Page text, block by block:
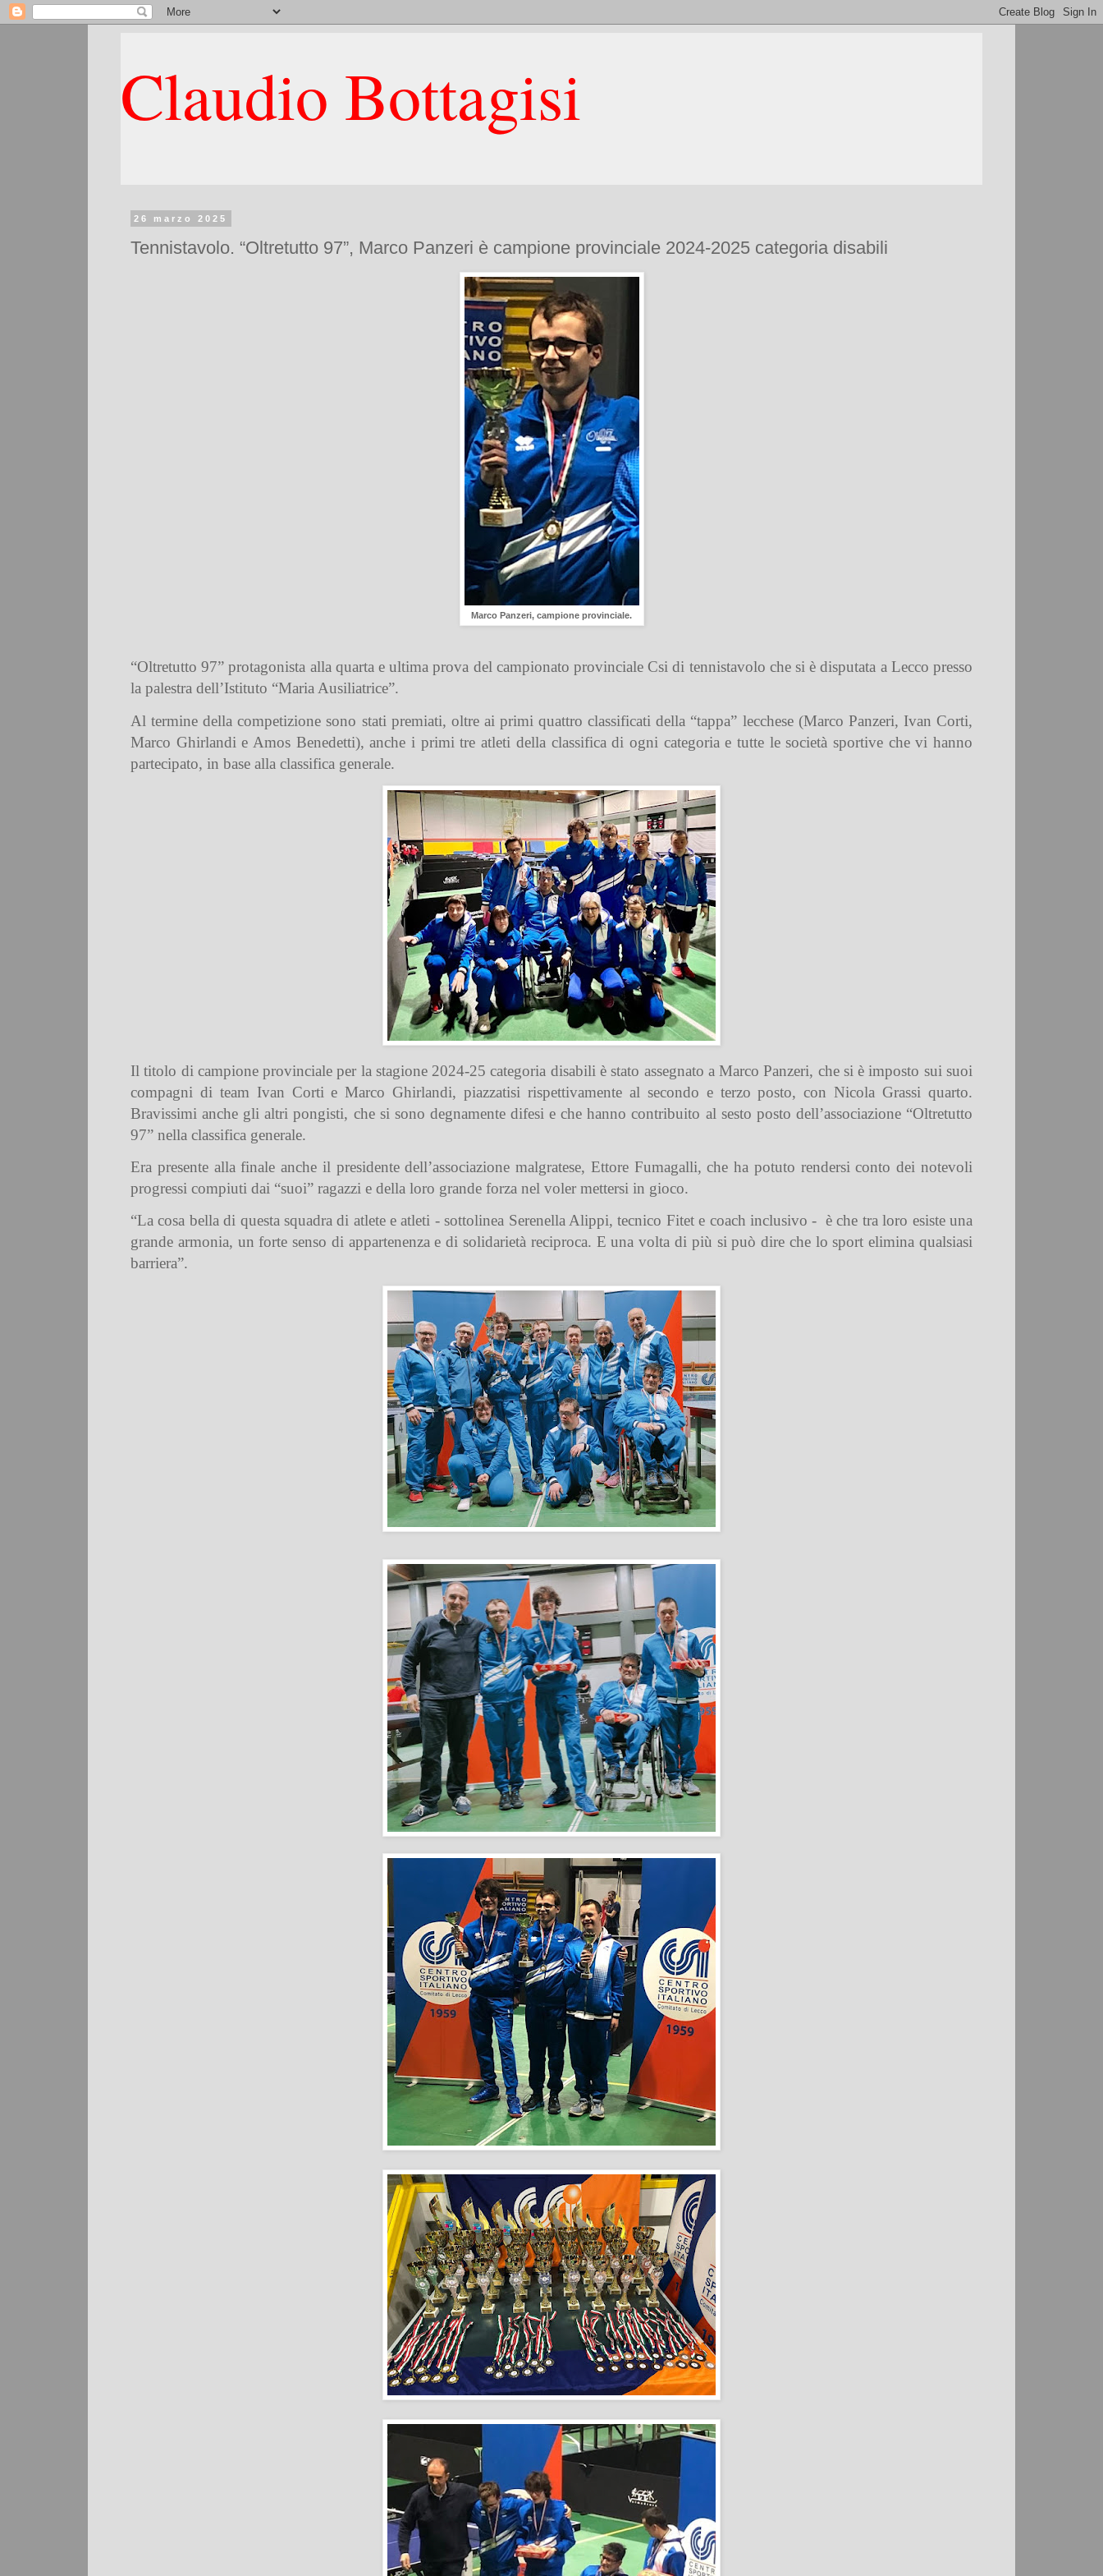
Claudio Bottagisi
26 marzo 2025
Tennistavolo. “Oltretutto 97”, Marco Panzeri è campione provinciale 2024-2025 categoria disabili
Marco Panzeri, campione provinciale.
“Oltretutto 97” protagonista alla quarta e ultima prova del campionato provinciale Csi di tennistavolo che si è disputata a Lecco presso
la palestra dell’Istituto “Maria Ausiliatrice”.
Al termine della competizione sono stati premiati, oltre ai primi quattro classificati della “tappa” lecchese (Marco Panzeri, Ivan Corti,
Marco Ghirlandi e Amos Benedetti), anche i primi tre atleti della classifica di ogni categoria e tutte le società sportive che vi hanno
partecipato, in base alla classifica generale.
Il titolo di campione provinciale per la stagione 2024-25 categoria disabili è stato assegnato a Marco Panzeri, che si è imposto sui suoi
compagni di team Ivan Corti e Marco Ghirlandi, piazzatisi rispettivamente al secondo e terzo posto, con Nicola Grassi quarto.
Bravissimi anche gli altri pongisti, che si sono degnamente difesi e che hanno contribuito al sesto posto dell’associazione “Oltretutto
97” nella classifica generale.
Era presente alla finale anche il presidente dell’associazione malgratese, Ettore Fumagalli, che ha potuto rendersi conto dei notevoli
progressi compiuti dai “suoi” ragazzi e della loro grande forza nel voler mettersi in gioco.
“La cosa bella di questa squadra di atlete e atleti - sottolinea Serenella Alippi, tecnico Fitet e coach inclusivo - è che tra loro esiste una
grande armonia, un forte senso di appartenenza e di solidarietà reciproca. E una volta di più si può dire che lo sport elimina qualsiasi
barriera”.